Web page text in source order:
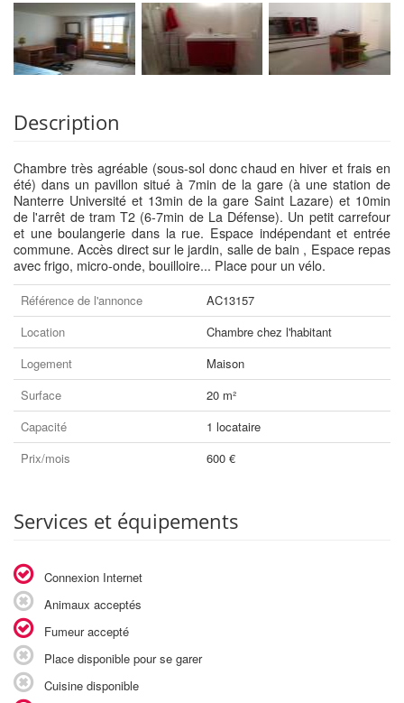
Description
Chambre très agréable (sous-sol donc chaud en hiver et frais en
été) dans un pavillon situé à 7min de la gare (à une station de
Nanterre Université et 13min de la gare Saint Lazare) et 10min
de l'arrêt de tram T2 (6-7min de La Défense). Un petit carrefour
et une boulangerie dans la rue. Espace indépendant et entrée
commune. Accès direct sur le jardin, salle de bain , Espace repas
avec frigo, micro-onde, bouilloire... Place pour un vélo.
Référence de l'annonce
AC13157
Location
Chambre chez l'habitant
Logement
Maison
Surface
20 m²
Capacité
1 locataire
Prix/mois
600 €
Services et équipements
Connexion Internet
Animaux acceptés
Fumeur accepté
Place disponible pour se garer
Cuisine disponible